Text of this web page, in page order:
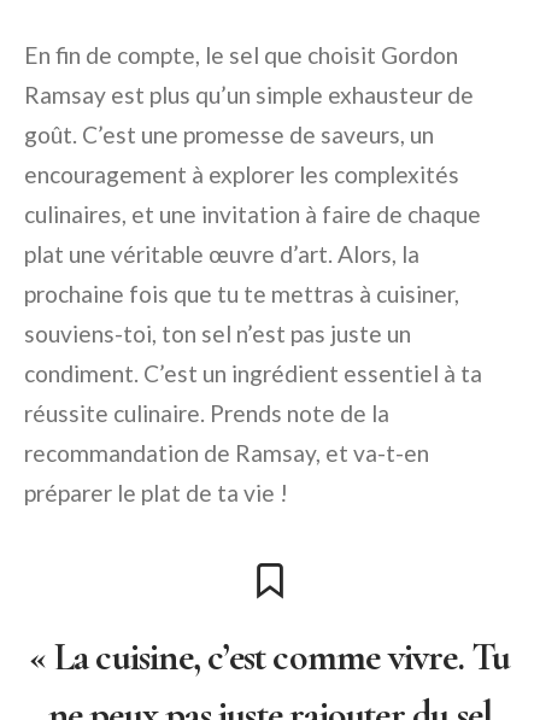
En fin de compte, le sel que choisit Gordon
Ramsay est plus qu’un simple exhausteur de
goût. C’est une promesse de saveurs, un
encouragement à explorer les complexités
culinaires, et une invitation à faire de chaque
plat une véritable œuvre d’art. Alors, la
prochaine fois que tu te mettras à cuisiner,
souviens-toi, ton sel n’est pas juste un
condiment. C’est un ingrédient essentiel à ta
réussite culinaire. Prends note de la
recommandation de Ramsay, et va-t-en
préparer le plat de ta vie !
« La cuisine, c’est comme vivre. Tu